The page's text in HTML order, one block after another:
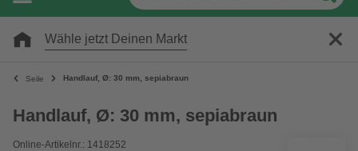
Wähle jetzt Deinen Markt
Seile Handlauf, Ø: 30 mm, sepiabraun
Handlauf, Ø: 30 mm, sepiabraun
Online-Artikelnr.: 1418252